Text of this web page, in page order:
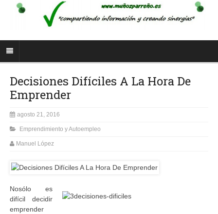
Decisiones Difíciles A La Hora De
Emprender
agosto 21, 2016
Emprendimiento y Autoempleo
Manuel López
Nosólo es
difícil decidir
emprender